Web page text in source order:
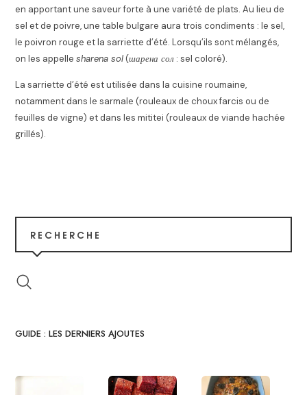
en apportant une saveur forte à une variété de plats. Au lieu de
sel et de poivre, une table bulgare aura trois condiments : le sel,
le poivron rouge et la sarriette d’été. Lorsqu’ils sont mélangés,
on les appellesharena sol(шарена сол : sel coloré).
La sarriette d’été est utilisée dans la cuisine roumaine,
notamment dans le sarmale (rouleaux de choux farcis ou de
feuilles de vigne) et dans les mititei (rouleaux de viande hachée
grillés).
RECHERCHE
GUIDE : LES DERNIERS AJOUTES